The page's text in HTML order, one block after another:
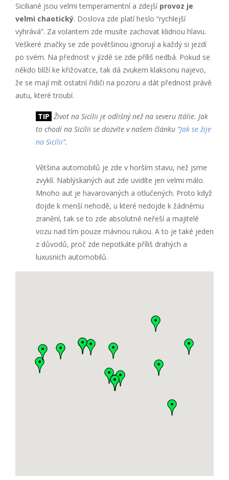
Siciliané jsou velmi temperamentní a zdejší provoz je
velmi chaotický. Doslova zde platí heslo “rychlejší
vyhrává”. Za volantem zde musíte zachovat klidnou hlavu.
Veškeré značky se zde povětšinou ignorují a každý si jezdí
po svém. Na přednost v jízdě se zde příliš nedbá. Pokud se
někdo blíží ke křižovatce, tak dá zvukem klaksonu najevo,
že se mají mít ostatní řidiči na pozoru a dát přednost právě
autu, které troubí.
TIP Život na Sicílii je odlišný než na severu Itálie. Jak
to chodí na Sicílii se dozvíte v našem článku "Jak se žije
na Sicílii".
Většina automobilů je zde v horším stavu, než jsme
zvyklí. Nablýskaných aut zde uvidíte jen velmi málo.
Mnoho aut je havarovaných a otlučených. Proto když
dojde k menší nehodě, u které nedojde k žádnému
zranění, tak se to zde absolutně neřeší a majitelé
vozu nad tím pouze mávnou rukou. A to je také jeden
z důvodů, proč zde nepotkáte příliš drahých a
luxusních automobilů.